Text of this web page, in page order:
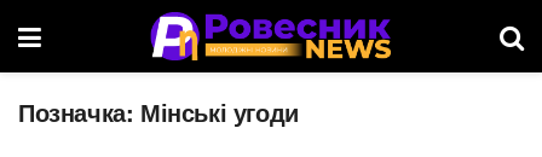
Позначка: Мінські угоди